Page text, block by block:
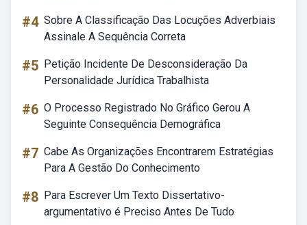
#4 Sobre A Classificação Das Locuções Adverbiais
Assinale A Sequência Correta
#5 Petição Incidente De Desconsideração Da
Personalidade Jurídica Trabalhista
#6 O Processo Registrado No Gráfico Gerou A
Seguinte Consequência Demográfica
#7 Cabe As Organizações Encontrarem Estratégias
Para A Gestão Do Conhecimento
#8 Para Escrever Um Texto Dissertativo-
argumentativo é Preciso Antes De Tudo